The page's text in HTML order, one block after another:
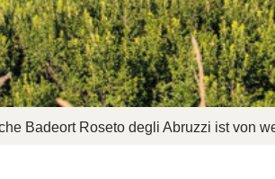
Badeort Roseto degli Abruzzi ist von